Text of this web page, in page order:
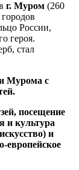
г. Муром (260
России,
героя.
стал
Мурома с
посещение
и культура
и
европейское